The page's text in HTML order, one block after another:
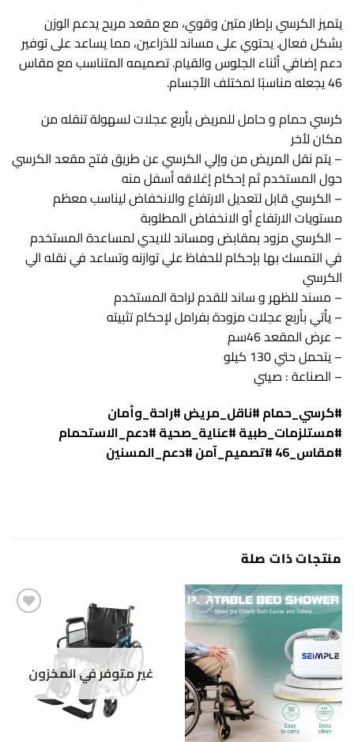
يتميز الكرسي بإطار متين وقوي، مع مقعد مريح يدعم الوزن
بشكل فعال. يحتوي على مساند للذراعين، مما يساعد على توفير
دعم إضافي أثناء الجلوس والقيام. تصميمه المتناسب مع مقاس
46 يجعله مناسبًا لمختلف الأجسام.
كرسي حمام و حامل للمريض بأربع عجلات لسهولة تنقله من
مكان لأخر
– يتم نقل المريض من وإلي الكرسي عن طريق فتح مقعد الكرسي
حول المستخدم ثم إحكام إغلاقه أسفل منه
– الكرسي قابل لتعديل الارتفاع والانخفاض ليناسب معظم
مستويات الارتفاع أو الانخفاض المطلوبة
– الكرسي مزود بمقابض ومساند للايدي لمساعدة المستخدم
في التمسك بها بإحكام للحفاظ علي توازنه وتساعد في نقله الي
الكرسي
– مسند للظهر و ساند للقدم لراحة المستخدم
– يأتي بأربع عجلات مزودة بفرامل لإحكام تثبيته
– عرض المقعد 46سم
– يتحمل حتي 130 كيلو
– الصناعة : صيني
#كرسي_حمام #ناقل_مريض #راحة_وأمان
#مستلزمات_طبية #عناية_صحية #دعم_الاستحمام
#مقاس_46 #تصميم_آمن #دعم_المسنين
منتجات ذات صلة
غير متوفر في المخزون